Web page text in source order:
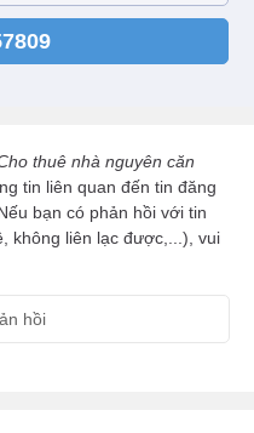
thuê nhà nguyên căn
tin liên quan đến tin đăng
bạn có phản hồi với tin
không liên lạc được,...), vui
hồi